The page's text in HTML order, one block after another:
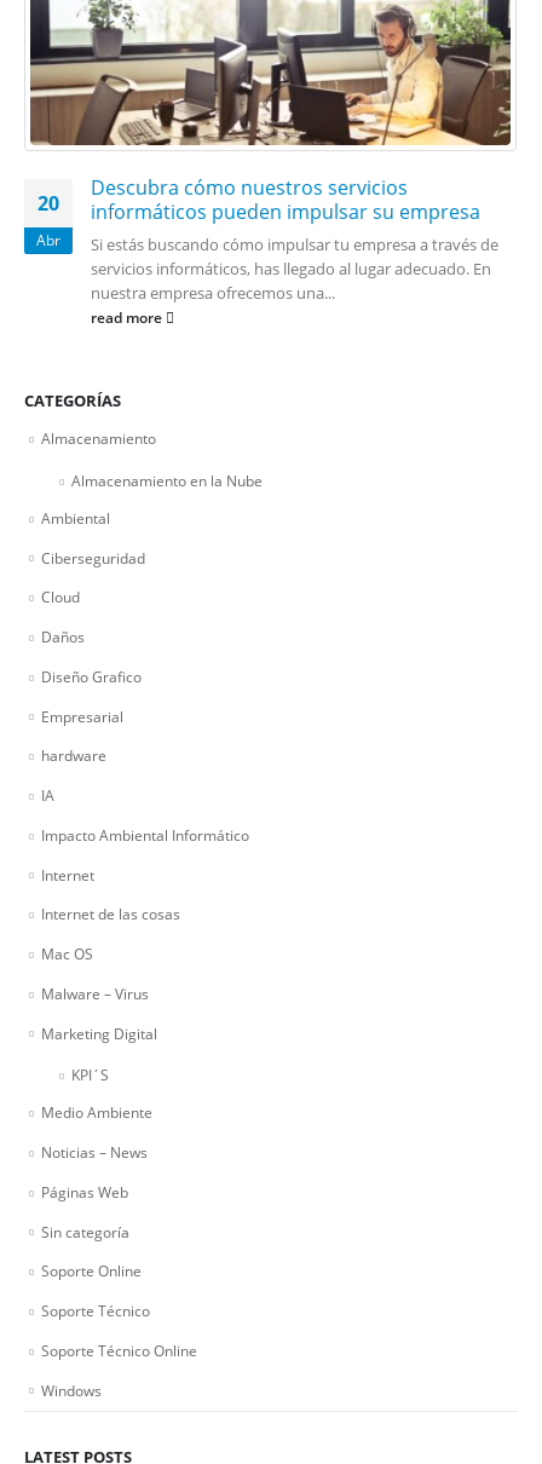
20
Abr
Descubra cómo nuestros servicios
informáticos pueden impulsar su empresa
Si estás buscando cómo impulsar tu empresa a través de
servicios informáticos, has llegado al lugar adecuado. En
nuestra empresa ofrecemos una...
read more
CATEGORÍAS
Almacenamiento
Almacenamiento en la Nube
Ambiental
Ciberseguridad
Cloud
Daños
Diseño Grafico
Empresarial
hardware
IA
Impacto Ambiental Informático
Internet
Internet de las cosas
Mac OS
Malware – Virus
Marketing Digital
KPI´S
Medio Ambiente
Noticias – News
Páginas Web
Sin categoría
Soporte Online
Soporte Técnico
Soporte Técnico Online
Windows
LATEST POSTS